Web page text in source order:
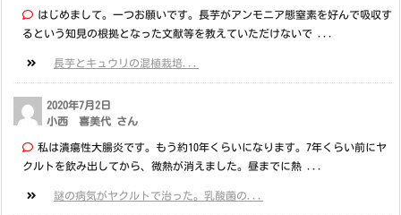
はじめまして。一つお願いです。長芋がアンモニア態窒素を好んで吸収す
るという知見の根拠となった文献等を教えていただけないで ...
長芋とキュウリの混植栽培...
2020年7月2日
小西 喜美代 さん
私は潰瘍性大腸炎です。もう約10年くらいになります。7年くらい前にヤ
クルトを飲み出してから、微熱が消えました。昼までに熱 ...
謎の病気がヤクルトで治った。乳酸菌の...